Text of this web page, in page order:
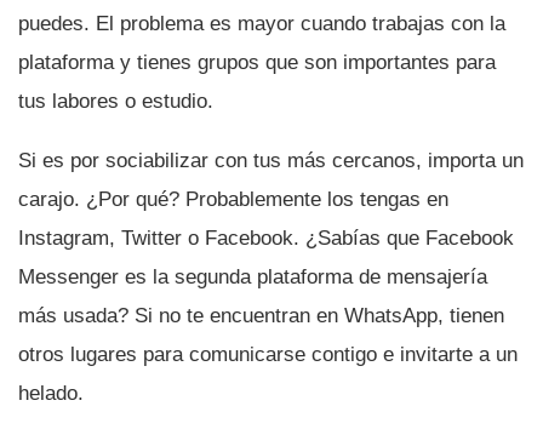
puedes. El problema es mayor cuando trabajas con la
plataforma y tienes grupos que son importantes para
tus labores o estudio.
Si es por sociabilizar con tus más cercanos, importa un
carajo. ¿Por qué? Probablemente los tengas en
Instagram, Twitter o Facebook. ¿Sabí­as que Facebook
Messenger es la segunda plataforma de mensajerí­a
más usada? Si no te encuentran en WhatsApp, tienen
otros lugares para comunicarse contigo e invitarte a un
helado.